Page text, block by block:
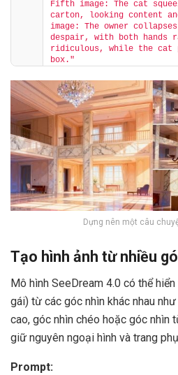
Fifth image: The cat
carton, looking content
image: The owner
despair, with both hands
ridiculous, while the cat
box."
Dựng nên một câu
Tạo hình ảnh từ nhiều
Mô hình SeeDream 4.0 có thể
gái) từ các góc nhìn khác nhau
cao, góc nhìn chéo hoặc góc nhìn
giữ nguyên ngoại hình và trang
Prompt: